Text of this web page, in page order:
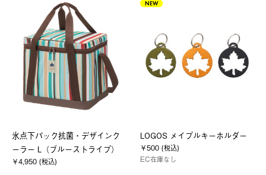
氷点下パック抗菌・デザインク
ーラー L（ブルーストライプ）
￥4,950 (税込)
NEW
LOGOS メイプルキーホルダー
￥500 (税込)
EC在庫なし